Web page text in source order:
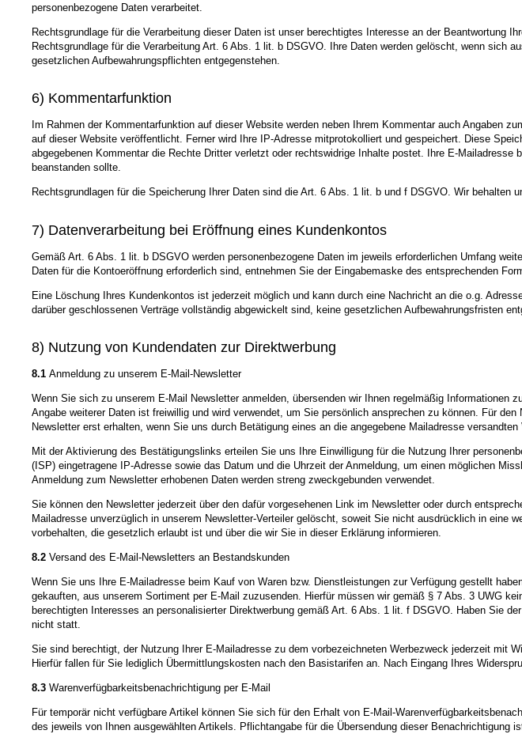
personenbezogene Daten verarbeitet.
Rechtsgrundlage für die Verarbeitung dieser Daten ist unser berechtigtes Interesse an der
Rechtsgrundlage für die Verarbeitung Art. 6 Abs. 1 lit. b DSGVO. Ihre Daten werden gelöscht, wenn
gesetzlichen Aufbewahrungspflichten entgegenstehen.
6) Kommentarfunktion
Im Rahmen der Kommentarfunktion auf dieser Website werden neben Ihrem Kommentar auch Angaben
auf dieser Website veröffentlicht. Ferner wird Ihre IP-Adresse mitprotokolliert und gespeichert. Diese
abgegebenen Kommentar die Rechte Dritter verletzt oder rechtswidrige Inhalte postet. Ihre E-
beanstanden sollte.
Rechtsgrundlagen für die Speicherung Ihrer Daten sind die Art. 6 Abs. 1 lit. b und f DSGVO. Wir
7) Datenverarbeitung bei Eröffnung eines Kundenkontos
Gemäß Art. 6 Abs. 1 lit. b DSGVO werden personenbezogene Daten im jeweils erforderlichen Umfang
Daten für die Kontoeröffnung erforderlich sind, entnehmen Sie der Eingabemaske des entsprechenden
Eine Löschung Ihres Kundenkontos ist jederzeit möglich und kann durch eine Nachricht an die o.g.
darüber geschlossenen Verträge vollständig abgewickelt sind, keine gesetzlichen Aufbewahrungsfristen
8) Nutzung von Kundendaten zur Direktwerbung
8.1 Anmeldung zu unserem E-Mail-Newsletter
Wenn Sie sich zu unserem E-Mail Newsletter anmelden, übersenden wir Ihnen regelmäßig
Angabe weiterer Daten ist freiwillig und wird verwendet, um Sie persönlich ansprechen zu können. Für
Newsletter erst erhalten, wenn Sie uns durch Betätigung eines an die angegebene Mailadresse
Mit der Aktivierung des Bestätigungslinks erteilen Sie uns Ihre Einwilligung für die Nutzung Ihrer
(ISP) eingetragene IP-Adresse sowie das Datum und die Uhrzeit der Anmeldung, um einen möglichen
Anmeldung zum Newsletter erhobenen Daten werden streng zweckgebunden verwendet.
Sie können den Newsletter jederzeit über den dafür vorgesehenen Link im Newsletter oder durch
Mailadresse unverzüglich in unserem Newsletter-Verteiler gelöscht, soweit Sie nicht ausdrücklich in eine
vorbehalten, die gesetzlich erlaubt ist und über die wir Sie in dieser Erklärung informieren.
8.2 Versand des E-Mail-Newsletters an Bestandskunden
Wenn Sie uns Ihre E-Mailadresse beim Kauf von Waren bzw. Dienstleistungen zur Verfügung gestellt
gekauften, aus unserem Sortiment per E-Mail zuzusenden. Hierfür müssen wir gemäß § 7 Abs. 3 UWG
berechtigten Interesses an personalisierter Direktwerbung gemäß Art. 6 Abs. 1 lit. f DSGVO. Haben Sie
nicht statt.
Sie sind berechtigt, der Nutzung Ihrer E-Mailadresse zu dem vorbezeichneten Werbezweck jederzeit mit
Hierfür fallen für Sie lediglich Übermittlungskosten nach den Basistarifen an. Nach Eingang Ihres
8.3 Warenverfügbarkeitsbenachrichtigung per E-Mail
Für temporär nicht verfügbare Artikel können Sie sich für den Erhalt von E-Mail-
des jeweils von Ihnen ausgewählten Artikels. Pflichtangabe für die Übersendung dieser